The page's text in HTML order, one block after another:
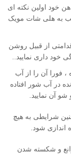
خود اولین نکته ای
به هلی شات مویک
از قبیل روشن
خود داری نمایید..
، فورا آن را از آب
در آب شور افتاده
آن نمایید.
شرایطی به هیچ
اندازی شود.
هلی شات مویک ایر 3 با موانع و شکسته شدن